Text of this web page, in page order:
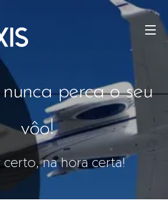
perca o seu
vôo!
certo, na hora certa!